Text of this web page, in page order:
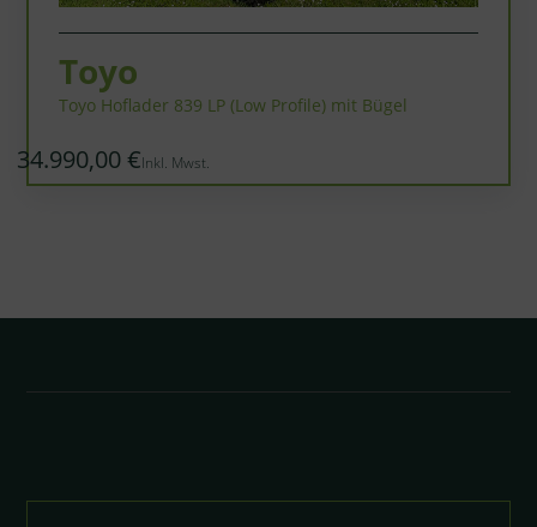
Toyo
Toyo Hoflader 839 LP (Low Profile) mit Bügel
34.990,00 €Inkl. Mwst.